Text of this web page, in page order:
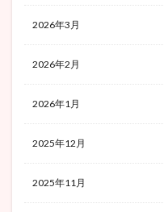
2026年3月
2026年2月
2026年1月
2025年12月
2025年11月